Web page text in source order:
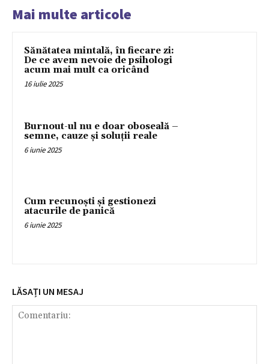
Mai multe articole
Sănătatea mintală, în fiecare zi:
De ce avem nevoie de psihologi
acum mai mult ca oricând
16 iulie 2025
Burnout-ul nu e doar oboseală –
semne, cauze și soluții reale
6 iunie 2025
Cum recunoști și gestionezi
atacurile de panică
6 iunie 2025
LĂSAȚI UN MESAJ